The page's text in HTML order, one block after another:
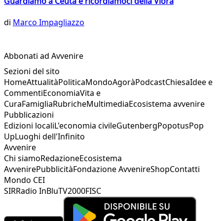
di Marco Impagliazzo
Abbonati ad Avvenire
Sezioni del sito
HomeAttualitàPoliticaMondoAgoràPodcastChiesaIdee e
CommentiEconomiaVita e
CuraFamigliaRubricheMultimediaEcosistema avvenire
Pubblicazioni
Edizioni localiL'economia civileGutenbergPopotusPop
UpLuoghi dell'Infinito
Avvenire
Chi siamoRedazioneEcosistema
AvvenirePubblicitàFondazione AvvenireShopContatti
Mondo CEI
SIRRadio InBluTV2000FISC